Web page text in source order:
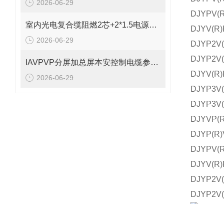
2026-06-29
室内光电复合缆阻燃2芯+2*1.5电源线参数
2026-06-29
IAVPVP分屏加总屏本安控制电缆参数表
2026-06-29